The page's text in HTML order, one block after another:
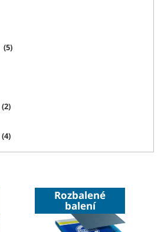
5
2
4
Rozbalené
balení